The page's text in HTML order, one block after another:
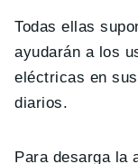
Todas ellas
ayudarán a los
eléctricas en
diarios.
Para desarga la